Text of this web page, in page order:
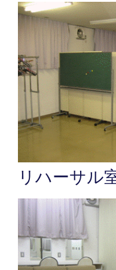
リハーサル